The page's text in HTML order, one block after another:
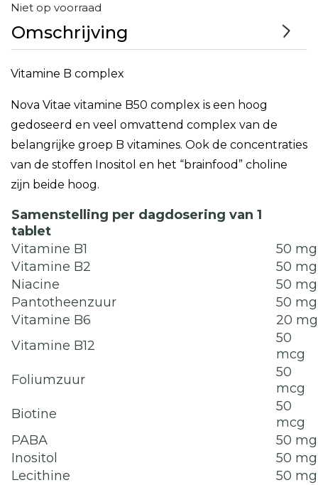
Niet op voorraad
Omschrijving
Vitamine B complex
Nova Vitae vitamine B50 complex is een hoog
gedoseerd en veel omvattend complex van de
belangrijke groep B vitamines. Ook de concentraties
van de stoffen Inositol en het “brainfood” choline
zijn beide hoog.
Samenstelling per dagdosering van 1
tablet
Vitamine B1
50 mg
Vitamine B2
50 mg
Niacine
50 mg
Pantotheenzuur
50 mg
Vitamine B6
20 mg
Vitamine B12
50
mcg
Foliumzuur
50
mcg
Biotine
50
mcg
PABA
50 mg
Inositol
50 mg
Lecithine
50 mg